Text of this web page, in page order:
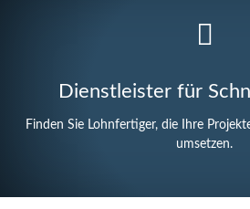
Dienstleister für
Finden Sie Lohnfertiger, die Ihre
umsetzen.